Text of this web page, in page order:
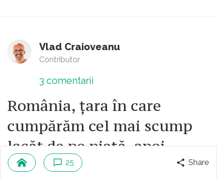
Vlad Craioveanu
Contributor
3 comentarii
România, țara în care
cumpărăm cel mai scump
lacăt de pe piață, apoi
lăsăm cheia sub preș. Cazul
25 Share